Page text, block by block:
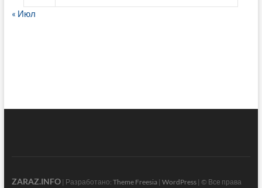
« Июл
ZARAZ.INFO| Разработано: Theme Freesia| WordPress| © Все права